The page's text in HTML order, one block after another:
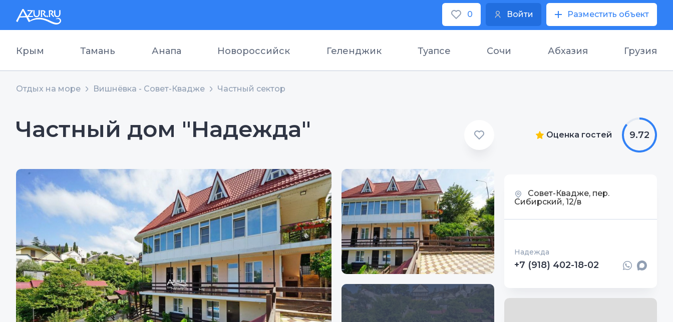
0 Войти Разместить объект
Крым Тамань Анапа Новороссийск Геленджик Туапсе Сочи Абхазия Грузия
Отдых на море Вишнёвка - Совет-Квадже Частный сектор
Частный дом "Надежда" Оценка гостей 9.72
Совет-Квадже, пер.
Сибирский, 12/в
Надежда
+7 (918) 402-18-02